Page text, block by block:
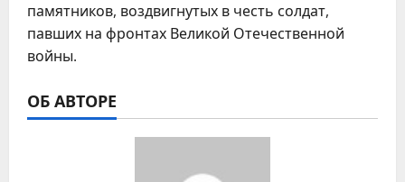
памятников, воздвигнутых в честь солдат,
павших на фронтах Великой Отечественной
войны.
ОБ АВТОРЕ